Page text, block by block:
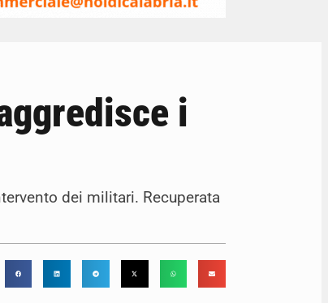
i
dei militari. Recuperata